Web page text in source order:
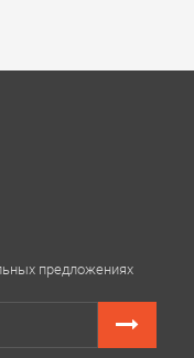
предложениях